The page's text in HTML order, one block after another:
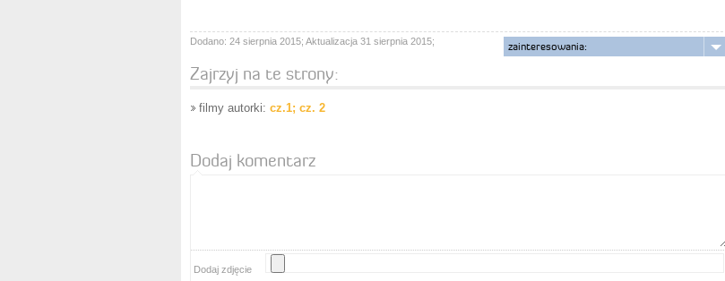
Dodano: 24 sierpnia 2015; Aktualizacja 31 sierpnia 2015; zainteresowania:
Zajrzyj na te strony:
filmy autorki: cz.1; cz. 2
Dodaj komentarz
Dodaj zdjęcie